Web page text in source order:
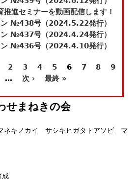
進セミナーを動画配信します！
ン №438号（2024.5.22発行）
ン №437号（2024.4.24発行）
ン №436号（2024.4.10発行）
2 3 4 5 6 7 8
9
… 次 › 最終 »
せまねきの会
ネキノカイ サシキヒガタトアソビ マ
成